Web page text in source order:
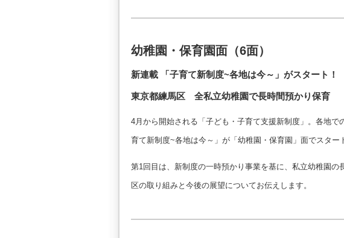
幼稚園・保育園面（6面）
新連載 「子育て新制度~各地は今～」がスタート！
東京都練馬区 全私立幼稚園で長時間預かり保育
4月から開始される「子ども・子育て支援新制度」。各地で
育て新制度~各地は今～」が「幼稚園・保育園」面でスター
第1回目は、新制度の一時預かり事業を基に、私立幼稚園の
区の取り組みと今後の展望についてお伝えします。